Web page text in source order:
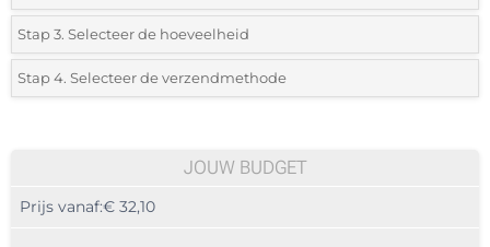
*Selecteer de bedrukking en kleuren van het logo:
1 Kleur (Op de borst)
3 Kleuren (Op de borst)
Stap 3. Selecteer de hoeveelheid
*Selecteer het aantal 5 (Totale bestelling)
Stap 4. Selecteer de verzendmethode
JOUW BUDGET
Prijs vanaf:€ 32,10